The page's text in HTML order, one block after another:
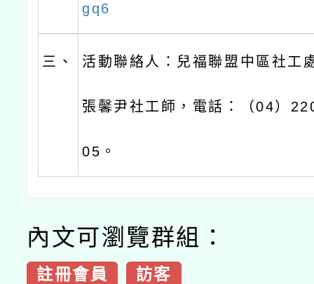
gq6
三、 活動聯絡人：兒福聯盟中區社工
張馨尹社工師，電話：（04）
05。
內文可瀏覽群組：
註冊會員 訪客